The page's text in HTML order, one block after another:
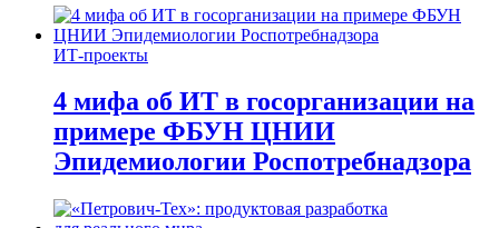
ИТ-проекты
4 мифа об ИТ в госорганизации на
примере ФБУН ЦНИИ
Эпидемиологии Роспотребнадзора